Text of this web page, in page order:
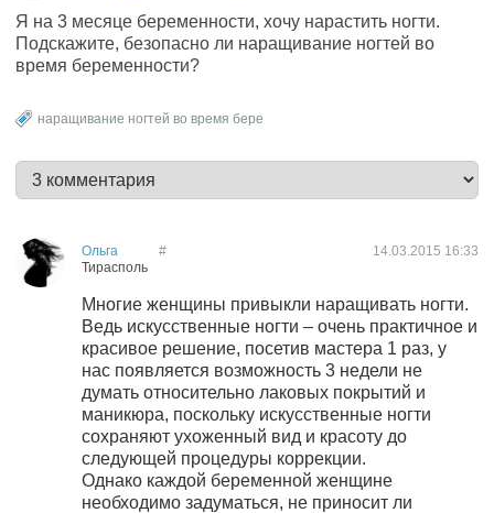
Я на 3 месяце беременности, хочу нарастить ногти.
Подскажите, безопасно ли наращивание ногтей во
время беременности?
наращивание ногтей во время бере
Ольга
Тирасполь
14.03.2015 16:33
#
Многие женщины привыкли наращивать ногти.
Ведь искусственные ногти – очень практичное и
красивое решение, посетив мастера 1 раз, у
нас появляется возможность 3 недели не
думать относительно лаковых покрытий и
маникюра, поскольку искусственные ногти
сохраняют ухоженный вид и красоту до
следующей процедуры коррекции.
Однако каждой беременной женщине
необходимо задуматься, не приносит ли